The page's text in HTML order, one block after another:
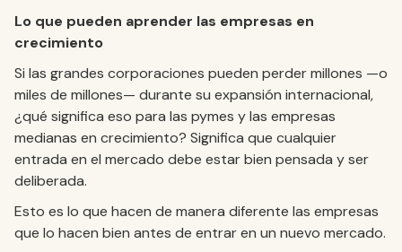
Lo que pueden aprender las empresas en
crecimiento
Si las grandes corporaciones pueden perder millones —o
miles de millones— durante su expansión internacional,
¿qué significa eso para las pymes y las empresas
medianas en crecimiento? Significa que cualquier
entrada en el mercado debe estar bien pensada y ser
deliberada.
Esto es lo que hacen de manera diferente las empresas
que lo hacen bien antes de entrar en un nuevo mercado.